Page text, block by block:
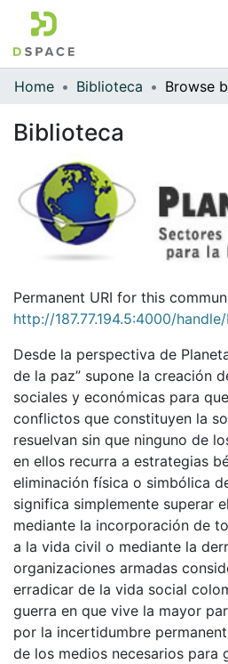
All of DSpace
Home Biblioteca Browse
Biblioteca
Permanent URI for this
http://187.77.194.5:4000/
Desde la perspectiva de
de la paz” supone la creación
sociales y económicas para
conflictos que constituyen la
resuelvan sin que ninguno de
en ellos recurra a estrategias
eliminación física o simbólica
significa simplemente superar
mediante la incorporación de
a la vida civil o mediante la
organizaciones armadas
erradicar de la vida social
guerra en que vive la mayor
por la incertidumbre
de los medios necesarios para